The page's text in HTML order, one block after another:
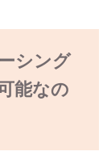
シング
能なの